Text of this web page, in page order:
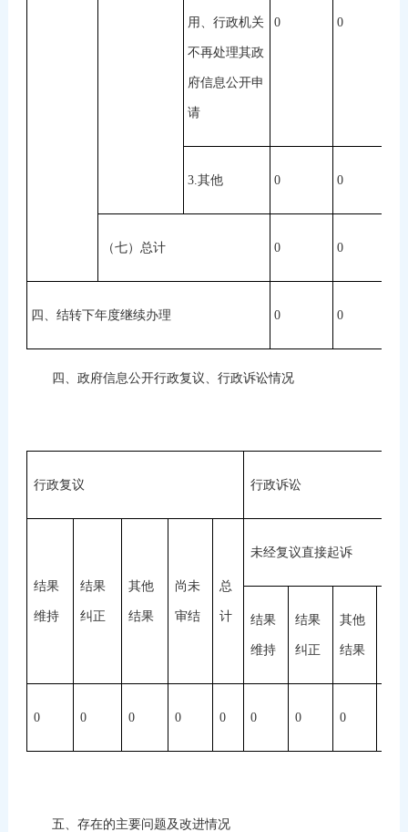
用、行政机关
不再处理其政
府信息公开申
请
0 0
3.其他 0 0
（七）总计 0 0
四、结转下年度继续办理 0 0
四、政府信息公开行政复议、行政诉讼情况
行政复议 行政诉讼
结果
维持
结果
纠正
其他
结果
尚未
审结
总
计
未经复议直接起诉
结果
维持
结果
纠正
其他
结果
0 0 0 0 0 0 0 0
五、存在的主要问题及改进情况